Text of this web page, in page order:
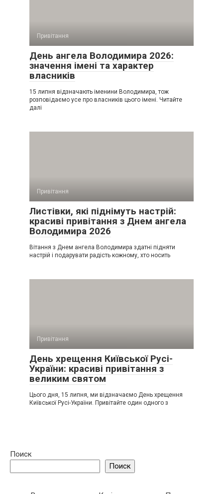
Привітання
День ангела Володимира 2026:
значення імені та характер
власників
15 липня відзначають іменини Володимира, тож
розповідаємо усе про власників цього імені. Читайте
далі
Привітання
Листівки, які піднімуть настрій:
красиві привітання з Днем ангела
Володимира 2026
Вітання з Днем ангела Володимира здатні підняти
настрій і подарувати радість кожному, хто носить
Привітання
День хрещення Київської Русі-
України: красиві привітання з
великим святом
Цього дня, 15 липня, ми відзначаємо День хрещення
Київської Русі-України. Привітайте один одного з
Поиск
Поиск